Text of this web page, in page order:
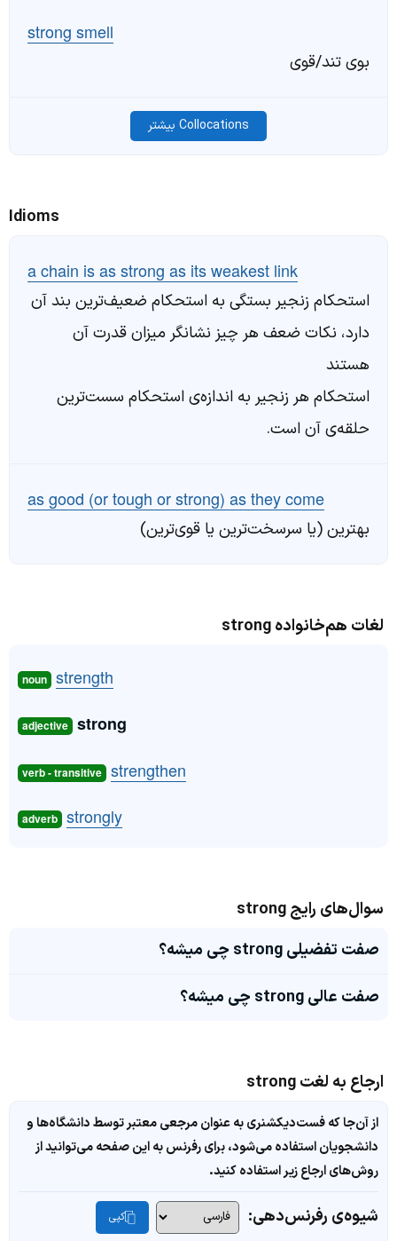
strong smell
بوی تند/قوی
Collocations بیشتر
Idioms
a chain is as strong as its weakest link
استحکام زنجیر بستگی به استحکام ضعیف‌ترین بند آن
دارد، نکات ضعف هر چیز نشانگر میزان قدرت آن
هستند
استحکام هر زنجیر به اندازه‌ی استحکام سست‌ترین
حلقه‌ی آن است.
as good (or tough or strong) as they come
بهترین (یا سرسخت‌ترین یا قوی‌ترین)
لغات هم‌خانواده strong
noun strength
adjective strong
verb - transitive strengthen
adverb strongly
سوال‌های رایج strong
صفت تفضیلی strong چی میشه؟
صفت عالی strong چی میشه؟
ارجاع به لغت strong
از آن‌جا که فست‌دیکشنری به عنوان مرجعی معتبر توسط دانشگاه‌ها و
دانشجویان استفاده می‌شود، برای رفرنس به این صفحه می‌توانید از
روش‌های ارجاع زیر استفاده کنید.
شیوه‌ی رفرنس‌دهی: کپی